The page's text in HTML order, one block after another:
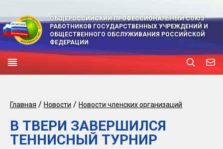
ОБЩЕРОССИЙСКИЙ ПРОФЕССИОНАЛЬНЫЙ СОЮЗ
РАБОТНИКОВ ГОСУДАРСТВЕННЫХ УЧРЕЖДЕНИЙ И
ОБЩЕСТВЕННОГО ОБСЛУЖИВАНИЯ РОССИЙСКОЙ
ФЕДЕРАЦИИ
Главная / Новости / Новости членских организаций
В ТВЕРИ ЗАВЕРШИЛСЯ
ТЕННИСНЫЙ ТУРНИР